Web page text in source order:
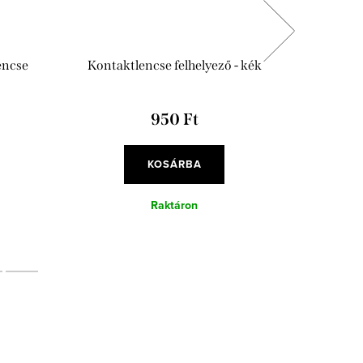
Kontaktlencse felhelyező - kék
950 Ft
KOSÁRBA
Raktáron